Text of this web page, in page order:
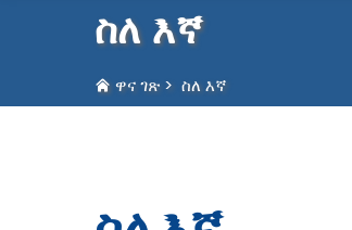
ስለ እኛ
ዋና ገጽ > ስለ እኛ